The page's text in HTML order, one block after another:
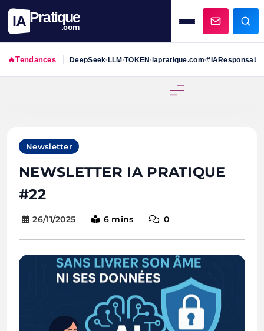
IA Pratique
.com
🔥Tendances DeepSeek•LLM•TOKEN•iapratique.com•#IAResponsable
Newsletter
NEWSLETTER IA PRATIQUE
#22
26/11/2025 6 mins 0